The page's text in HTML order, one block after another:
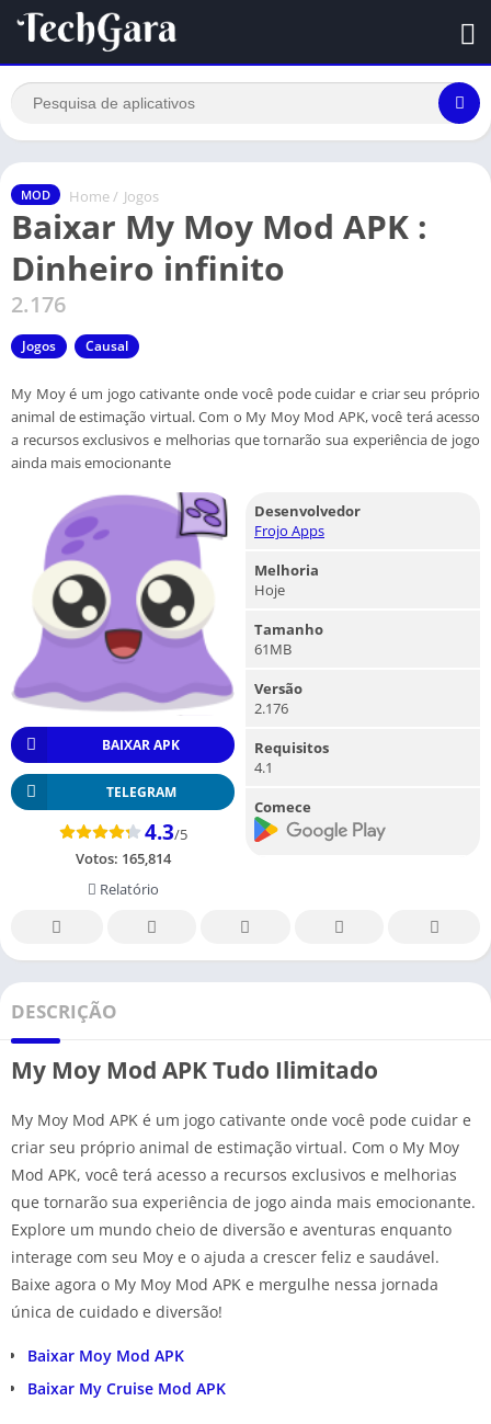
MOD Home / Jogos
Baixar My Moy Mod APK :
Dinheiro infinito
2.176
Jogos Causal
My Moy é um jogo cativante onde você pode cuidar e criar seu próprio
animal de estimação virtual. Com o My Moy Mod APK, você terá acesso
a recursos exclusivos e melhorias que tornarão sua experiência de jogo
ainda mais emocionante
BAIXAR APK
TELEGRAM
4.3/5
Votos: 165,814
Relatório
Desenvolvedor
Frojo Apps
Melhoria
Hoje
Tamanho
61MB
Versão
2.176
Requisitos
4.1
Comece
DESCRIÇÃO
My Moy Mod APK Tudo Ilimitado
My Moy Mod APK é um jogo cativante onde você pode cuidar e
criar seu próprio animal de estimação virtual. Com o My Moy
Mod APK, você terá acesso a recursos exclusivos e melhorias
que tornarão sua experiência de jogo ainda mais emocionante.
Explore um mundo cheio de diversão e aventuras enquanto
interage com seu Moy e o ajuda a crescer feliz e saudável.
Baixe agora o My Moy Mod APK e mergulhe nessa jornada
única de cuidado e diversão!
Baixar Moy Mod APK
Baixar My Cruise Mod APK